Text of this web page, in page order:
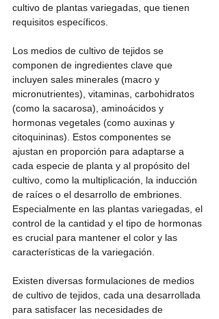
cultivo de plantas variegadas, que tienen
requisitos específicos.
Los medios de cultivo de tejidos se
componen de ingredientes clave que
incluyen sales minerales (macro y
micronutrientes), vitaminas, carbohidratos
(como la sacarosa), aminoácidos y
hormonas vegetales (como auxinas y
citoquininas). Estos componentes se
ajustan en proporción para adaptarse a
cada especie de planta y al propósito del
cultivo, como la multiplicación, la inducción
de raíces o el desarrollo de embriones.
Especialmente en las plantas variegadas, el
control de la cantidad y el tipo de hormonas
es crucial para mantener el color y las
características de la variegación.
Existen diversas formulaciones de medios
de cultivo de tejidos, cada una desarrollada
para satisfacer las necesidades de